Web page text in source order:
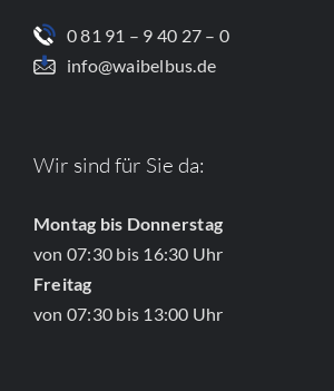
0 81 91 – 9 40 27 – 0
info@waibelbus.de
Wir sind für Sie da:
Montag bis Donnerstag
von 07:30 bis 16:30 Uhr
Freitag
von 07:30 bis 13:00 Uhr